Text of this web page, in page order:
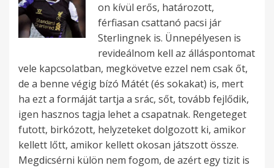
on kívül erős, határozott,
férfiasan csattanó pacsi jár
Sterlingnek is. Ünnepélyesen is
revideálnom kell az álláspontomat
vele kapcsolatban, megkövetve ezzel nem csak őt,
de a benne végig bízó Mátét (és sokakat) is, mert
ha ezt a formáját tartja a srác, sőt, tovább fejlődik,
igen hasznos tagja lehet a csapatnak. Rengeteget
futott, birkózott, helyzeteket dolgozott ki, amikor
kellett lőtt, amikor kellett okosan játszott össze.
Megdicsérni külön nem fogom, de azért egy tizit is